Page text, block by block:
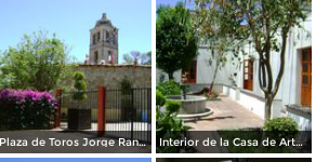
Plaza de Toros Jorge Ranchero Aguilar. Abril/2012 Interior de la Casa de Arte de Tlaxcala. Abril/2012